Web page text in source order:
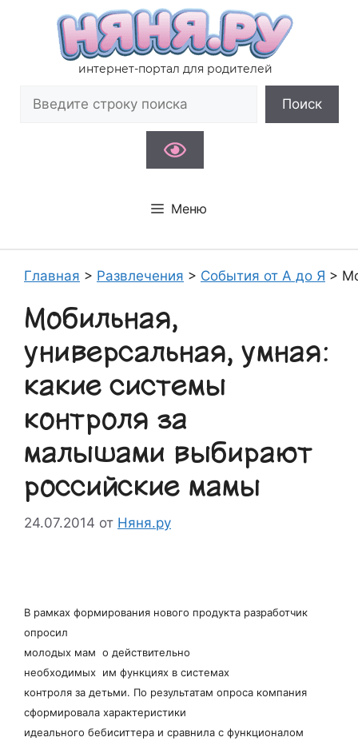
содержимому
интернет-портал для родителей
Поиск
Меню
Главная > Развлечения > События от А до Я >
Мобильная,
универсальная, умная:
какие системы
контроля за
малышами выбирают
российские мамы
24.07.2014 от Няня.ру
В рамках формирования нового продукта разработчик
опросил
молодых мам о действительно
необходимых им функциях в системах
контроля за детьми. По результатам опроса компания
сформировала характеристики
идеального бебиситтера и сравнила с функционалом